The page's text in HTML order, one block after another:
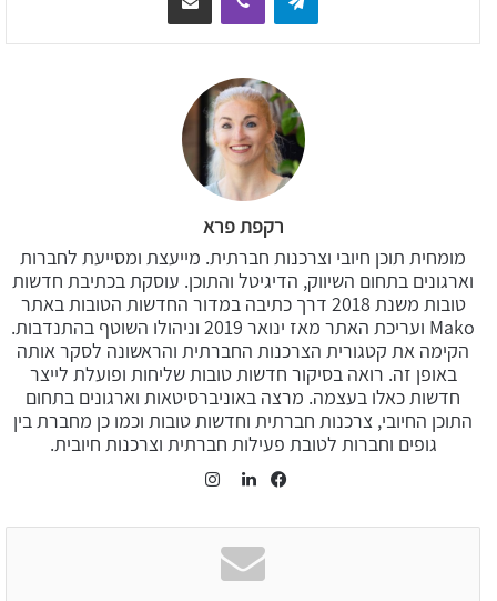
רקפת פרא
מומחית תוכן חיובי וצרכנות חברתית. מייעצת ומסייעת לחברות
וארגונים בתחום השיווק, הדיגיטל והתוכן. עוסקת בכתיבת חדשות
טובות משנת 2018 דרך כתיבה במדור החדשות הטובות באתר
Mako ועריכת האתר מאז ינואר 2019 וניהולו השוטף בהתנדבות.
הקימה את קטגורית הצרכנות החברתית והראשונה לסקר אותה
באופן זה. רואה בסיקור חדשות טובות שליחות ופועלת לייצר
חדשות כאלו בעצמה. מרצה באוניברסיטאות וארגונים בתחום
התוכן החיובי, צרכנות חברתית וחדשות טובות וכמו כן מחברת בין
גופים וחברות לטובת פעילות חברתית וצרכנות חיובית.